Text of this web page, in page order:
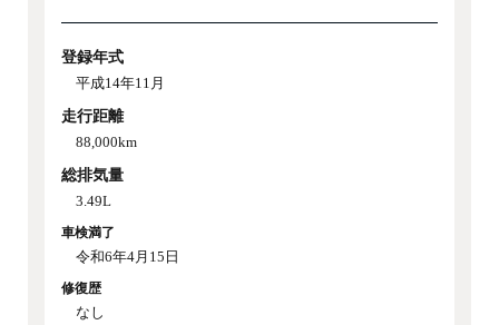
登録年式
平成14年11月
走行距離
88,000km
総排気量
3.49L
車検満了
令和6年4月15日
修復歴
なし